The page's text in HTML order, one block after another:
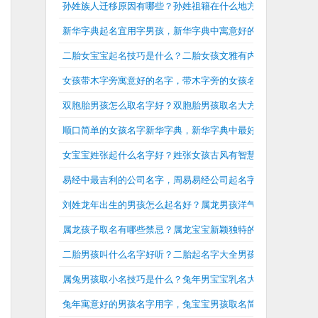
孙姓族人迁移原因有哪些？孙姓祖籍在什么地方？
新华字典起名宜用字男孩，新华字典中寓意好的男孩名字
二胎女宝宝起名技巧是什么？二胎女孩文雅有内涵的名字
女孩带木字旁寓意好的名字，带木字旁的女孩名字大全兔年
双胞胎男孩怎么取名字好？双胞胎男孩取名大方洋气
顺口简单的女孩名字新华字典，新华字典中最好的女孩名字大
女宝宝姓张起什么名字好？姓张女孩古风有智慧的名字
易经中最吉利的公司名字，周易易经公司起名字大全
刘姓龙年出生的男孩怎么起名好？属龙男孩洋气有内涵的刘姓
属龙孩子取名有哪些禁忌？属龙宝宝新颖独特的名字
二胎男孩叫什么名字好听？二胎起名字大全男孩
属兔男孩取小名技巧是什么？兔年男宝宝乳名大全
兔年寓意好的男孩名字用字，兔宝宝男孩取名简单大气